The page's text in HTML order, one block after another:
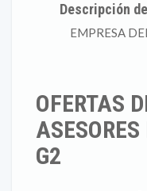
Descripción
EMPRESA
OFERTAS
G2